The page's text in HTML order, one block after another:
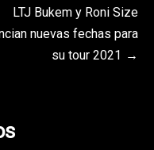
LTJ Bukem y Roni Size
nuevas fechas para
su tour 2021